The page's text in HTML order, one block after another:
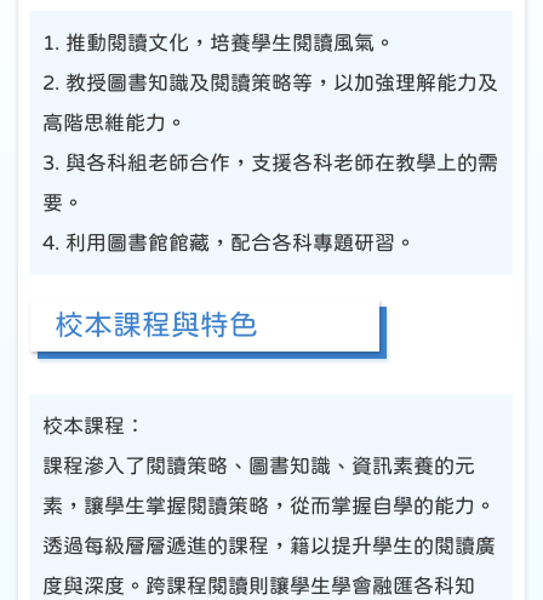
1. 推動閱讀文化，培養學生閱讀風氣。
2. 教授圖書知識及閱讀策略等，以加強理解能力及
高階思維能力。
3. 與各科組老師合作，支援各科老師在教學上的需
要。
4. 利用圖書館館藏，配合各科專題研習。
校本課程與特色
校本課程 ：
課程滲入了閱讀策略 、 圖書知識 、 資訊素養的元
素，讓學生掌握閱讀策略，從而掌握自學的能力。
透過每級層層遞進的課程，籍以提升學生的閱讀廣
度與深度。跨課程閱讀則讓學生學會融匯各科知